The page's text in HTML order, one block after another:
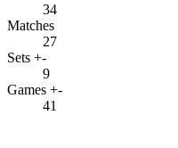
34
Matches
27
Sets +-
9
Games +-
41